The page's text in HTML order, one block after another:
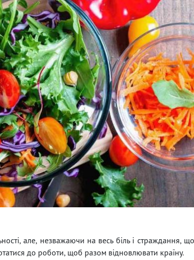
але, незважаючи на весь біль і страждання, що
до роботи, щоб разом відновлювати країну.